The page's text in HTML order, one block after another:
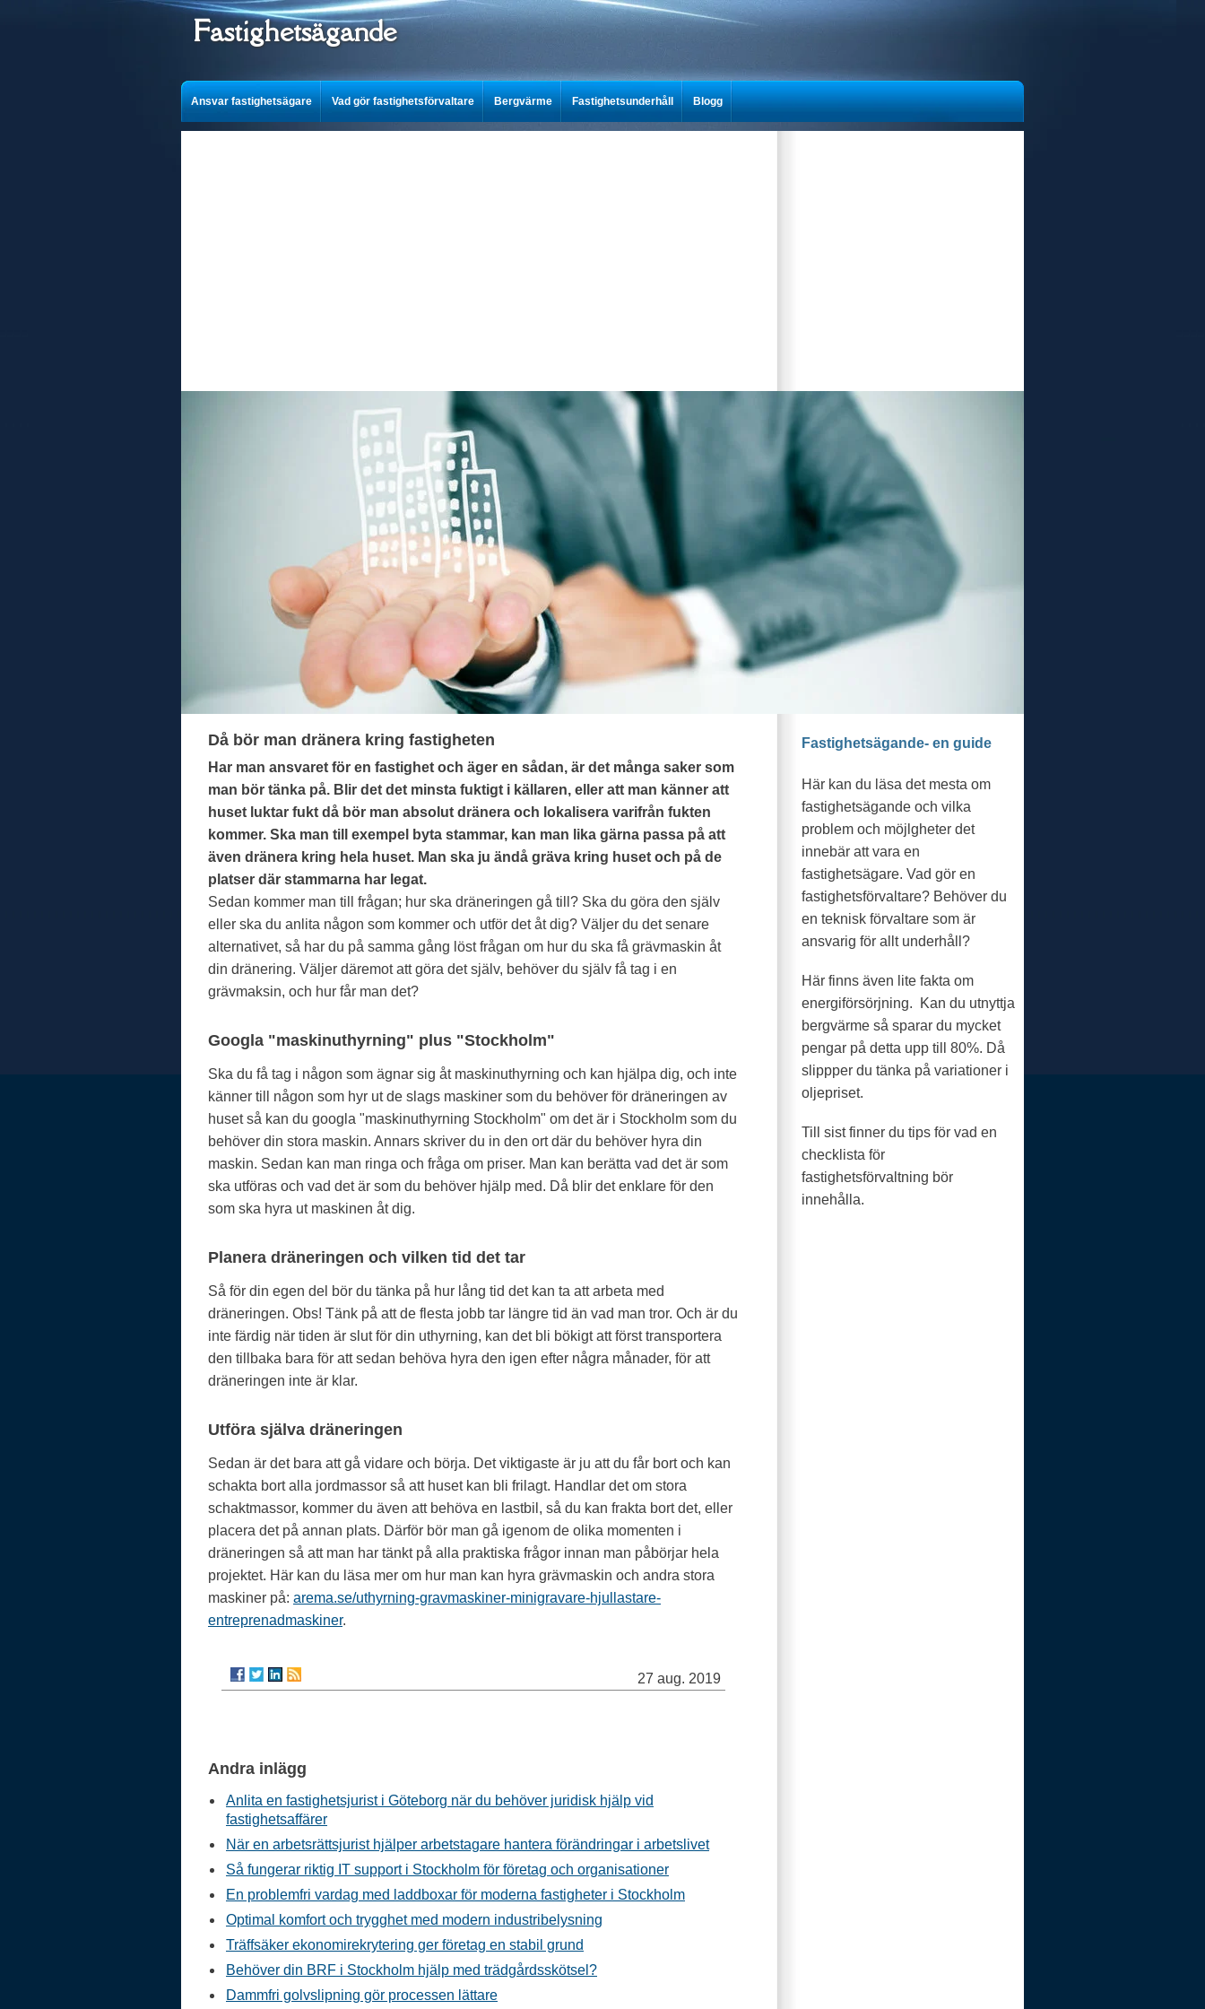
Fastighetsägande
Ansvar fastighetsägare Vad gör fastighetsförvaltare Bergvärme Fastighetsunderhåll Blogg
Då bör man dränera kring fastigheten
Har man ansvaret för en fastighet och äger en sådan, är det många saker som
man bör tänka på. Blir det det minsta fuktigt i källaren, eller att man känner att
huset luktar fukt då bör man absolut dränera och lokalisera varifrån fukten
kommer. Ska man till exempel byta stammar, kan man lika gärna passa på att
även dränera kring hela huset. Man ska ju ändå gräva kring huset och på de
platser där stammarna har legat.
Sedan kommer man till frågan; hur ska dräneringen gå till? Ska du göra den själv
eller ska du anlita någon som kommer och utför det åt dig? Väljer du det senare
alternativet, så har du på samma gång löst frågan om hur du ska få grävmaskin åt
din dränering. Väljer däremot att göra det själv, behöver du själv få tag i en
grävmaksin, och hur får man det?
Googla "maskinuthyrning" plus "Stockholm"
Ska du få tag i någon som ägnar sig åt maskinuthyrning och kan hjälpa dig, och inte
känner till någon som hyr ut de slags maskiner som du behöver för dräneringen av
huset så kan du googla "maskinuthyrning Stockholm" om det är i Stockholm som du
behöver din stora maskin. Annars skriver du in den ort där du behöver hyra din
maskin. Sedan kan man ringa och fråga om priser. Man kan berätta vad det är som
ska utföras och vad det är som du behöver hjälp med. Då blir det enklare för den
som ska hyra ut maskinen åt dig.
Planera dräneringen och vilken tid det tar
Så för din egen del bör du tänka på hur lång tid det kan ta att arbeta med
dräneringen. Obs! Tänk på att de flesta jobb tar längre tid än vad man tror. Och är du
inte färdig när tiden är slut för din uthyrning, kan det bli bökigt att först transportera
den tillbaka bara för att sedan behöva hyra den igen efter några månader, för att
dräneringen inte är klar.
Utföra själva dräneringen
Sedan är det bara att gå vidare och börja. Det viktigaste är ju att du får bort och kan
schakta bort alla jordmassor så att huset kan bli frilagt. Handlar det om stora
schaktmassor, kommer du även att behöva en lastbil, så du kan frakta bort det, eller
placera det på annan plats. Därför bör man gå igenom de olika momenten i
dräneringen så att man har tänkt på alla praktiska frågor innan man påbörjar hela
projektet. Här kan du läsa mer om hur man kan hyra grävmaskin och andra stora
maskiner på: arema.se/uthyrning-gravmaskiner-minigravare-hjullastare-
entreprenadmaskiner.
27 aug. 2019
Andra inlägg
Anlita en fastighetsjurist i Göteborg när du behöver juridisk hjälp vid
fastighetsaffärer
När en arbetsrättsjurist hjälper arbetstagare hantera förändringar i arbetslivet
Så fungerar riktig IT support i Stockholm för företag och organisationer
En problemfri vardag med laddboxar för moderna fastigheter i Stockholm
Optimal komfort och trygghet med modern industribelysning
Träffsäker ekonomirekrytering ger företag en stabil grund
Behöver din BRF i Stockholm hjälp med trädgårdsskötsel?
Dammfri golvslipning gör processen lättare
Fastighetsägande- en guide
Här kan du läsa det mesta om
fastighetsägande och vilka
problem och möjlgheter det
innebär att vara en
fastighetsägare. Vad gör en
fastighetsförvaltare? Behöver du
en teknisk förvaltare som är
ansvarig för allt underhåll?
Här finns även lite fakta om
energiförsörjning. Kan du utnyttja
bergvärme så sparar du mycket
pengar på detta upp till 80%. Då
slippper du tänka på variationer i
oljepriset.
Till sist finner du tips för vad en
checklista för
fastighetsförvaltning bör
innehålla.